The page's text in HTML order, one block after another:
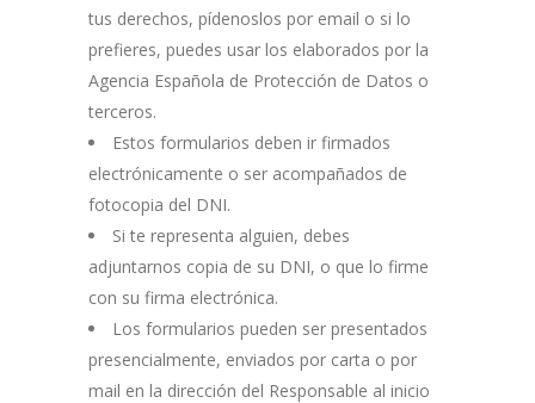
tus derechos, pídenoslos por email o si lo
prefieres, puedes usar los elaborados por la
Agencia Española de Protección de Datos o
terceros.
Estos formularios deben ir firmados
electrónicamente o ser acompañados de
fotocopia del DNI.
Si te representa alguien, debes
adjuntarnos copia de su DNI, o que lo firme
con su firma electrónica.
Los formularios pueden ser presentados
presencialmente, enviados por carta o por
mail en la dirección del Responsable al inicio